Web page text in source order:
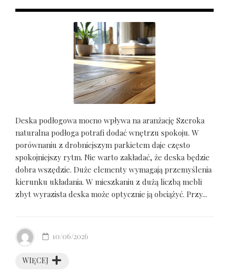
Deska podłogowa mocno wpływa na aranżację Szeroka
naturalna podłoga potrafi dodać wnętrzu spokoju. W
porównaniu z drobniejszym parkietem daje często
spokojniejszy rytm. Nie warto zakładać, że deska będzie
dobra wszędzie. Duże elementy wymagają przemyślenia
kierunku układania. W mieszkaniu z dużą liczbą mebli
zbyt wyrazista deska może optycznie ją obciążyć. Przy...
WIĘCEJ
10/06/2026